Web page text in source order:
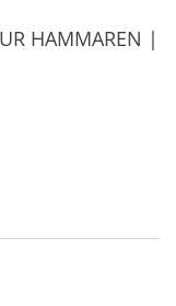
HAMMAREN |